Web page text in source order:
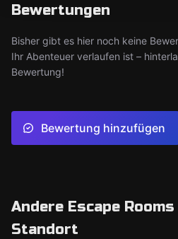
Bewertungen
Bisher gibt es hier noch keine
Ihr Abenteuer verlaufen ist –
Bewertung!
Bewertung hinzufügen
Andere Escape
Standort